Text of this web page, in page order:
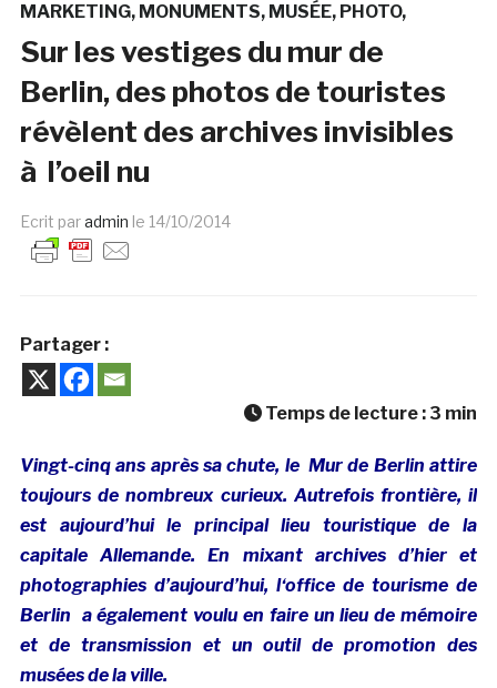
MARKETING MONUMENTS MUSÉE PHOTO
Sur les vestiges du mur de
Berlin, des photos de touristes
révèlent des archives invisibles
à l’oeil nu
Ecrit paradmin le 14/10/2014
Partager :
Temps de lecture : 3 min
Vingt-cinq ans après sa chute, le Mur de Berlin attire
toujours de nombreux curieux. Autrefois frontière, il
est aujourd’hui le principal lieu touristique de la
capitale Allemande.En mixant archives d’hier et
photographies d’aujourd’hui, l‘office de tourisme de
Berlin a également voulu en faire un lieu de mémoire
et de transmission et un outil de promotion des
musées de la ville.